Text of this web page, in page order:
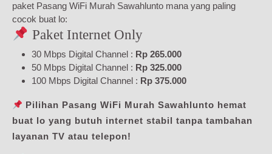
paket Pasang WiFi Murah Sawahlunto mana yang paling
cocok buat lo:
Paket Internet Only
30 Mbps Digital Channel : Rp 265.000
50 Mbps Digital Channel : Rp 325.000
100 Mbps Digital Channel : Rp 375.000
Pilihan Pasang WiFi Murah Sawahlunto hemat
buat lo yang butuh internet stabil tanpa tambahan
layanan TV atau telepon!